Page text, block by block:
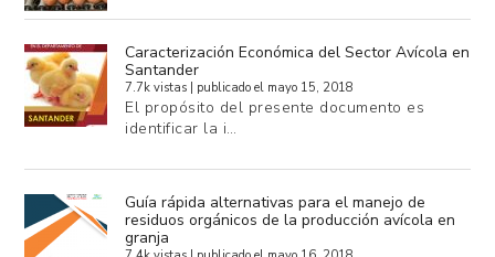
Caracterización Económica del Sector Avícola en
Santander
7.7k vistas publicado el mayo 15, 2018
El propósito del presente documento es
identificar la i…
Guía rápida alternativas para el manejo de
residuos orgánicos de la producción avícola en
granja